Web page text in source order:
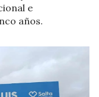
e
años.